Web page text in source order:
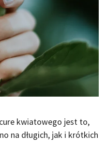
kwiatowego jest to,
na długich, jak i krótkich